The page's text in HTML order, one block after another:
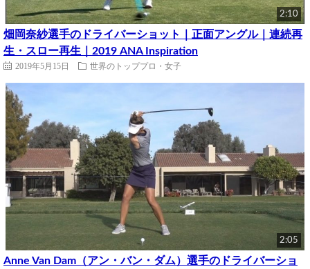
2:10
畑岡奈紗選手のドライバーショット｜正面アングル｜連続再
生・スロー再生｜2019 ANA Inspiration
2019年5月15日 世界のトッププロ・女子
2:05
Anne Van Dam（アン・バン・ダム）選手のドライバーショ